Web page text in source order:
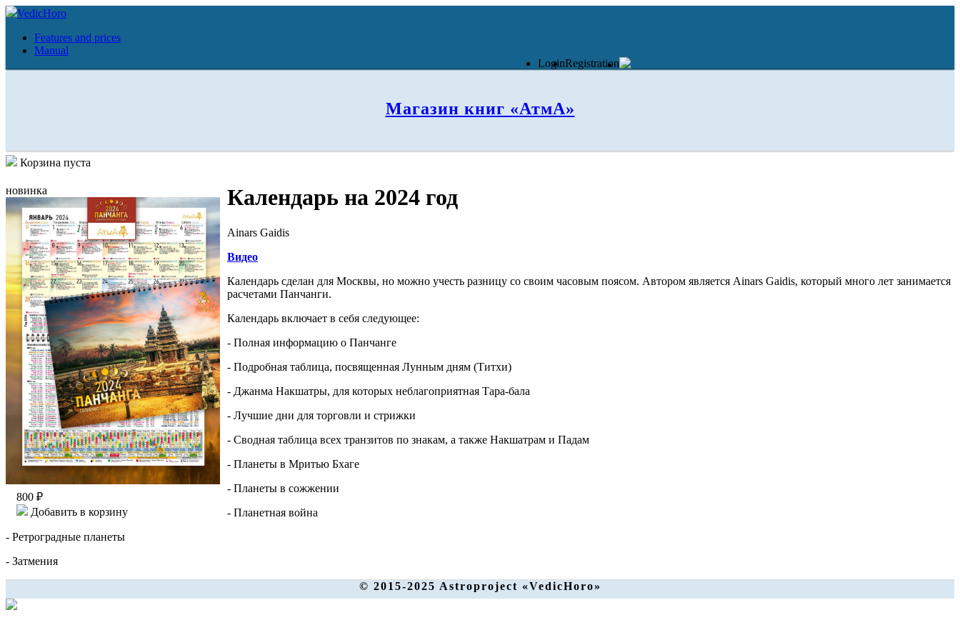
VedicHoro
Features and prices
Manual
Registration
Login
Магазин книг «АтмА»
Корзина пуста
новинка
800 ₽
Добавить в корзину
Календарь на 2024 год
Ainars Gaidis
Видео
Календарь сделан для Москвы, но можно учесть разницу со своим часовым поясом. Автором является Ainars Gaidis, который много лет занимается
расчетами Панчанги.
Календарь включает в себя следующее:
- Полная информацию о Панчанге
- Подробная таблица, посвященная Лунным дням (Титхи)
- Джанма Накшатры, для которых неблагоприятная Тара-бала
- Лучшие дни для торговли и стрижки
- Cводная таблица всех транзитов по знакам, а также Накшатрам и Падам
- Планеты в Мритью Бхаге
- Планеты в сожжении
- Планетная война
- Ретроградные планеты
- Затмения
© 2015-2025 Astroproject «VedicHoro»